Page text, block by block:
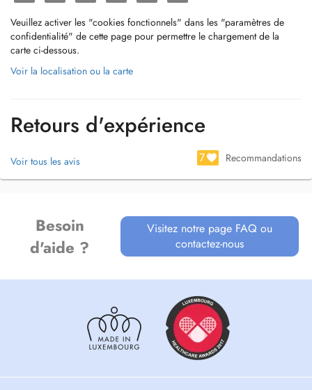
Veuillez activer les "cookies fonctionnels" dans les "paramètres de
confidentialité" de cette page pour permettre le chargement de la
carte ci-dessous.
Voir la localisation ou la carte
Retours d'expérience
Voir tous les avis 7 Recommandations
Besoin
d'aide ?
Visitez notre page FAQ ou
contactez-nous